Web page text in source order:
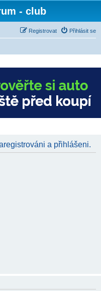
- club
Přihlásit se
Registrovat
a přihlášeni.